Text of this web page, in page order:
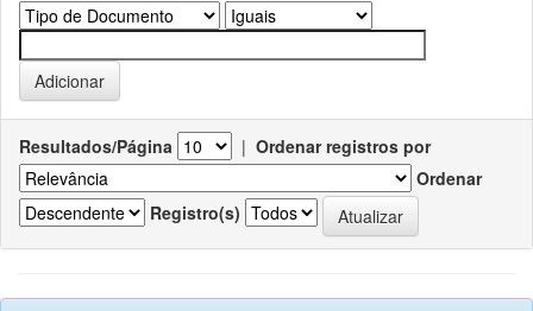
Resultados/Página | Ordenar registros por
Ordenar
Registro(s)